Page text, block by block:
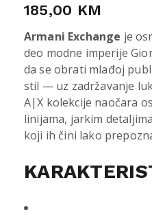
185,00 KM
Armani Exchange je
deo modne imperije
da se obrati mlađoj
stil — uz zadržavanje
A|X kolekcije naočara
linijama, jarkim
koji ih čini lako